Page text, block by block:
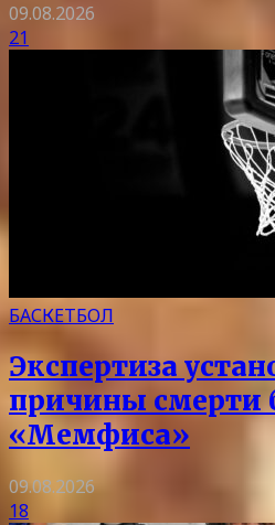
09.08.2026
21
БАСКЕТБОЛ
Экспертиза
причины смерти
«Мемфиса»
09.08.2026
18